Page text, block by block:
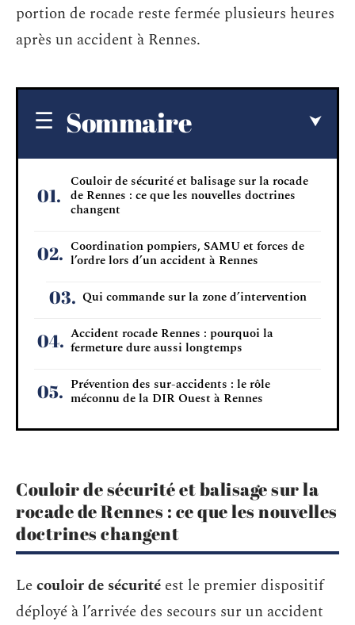
portion de rocade reste fermée plusieurs heures
après un accident à Rennes.
Sommaire
Couloir de sécurité et balisage sur la rocade
de Rennes : ce que les nouvelles doctrines
changent
Coordination pompiers, SAMU et forces de
l’ordre lors d’un accident à Rennes
Qui commande sur la zone d’intervention
Accident rocade Rennes : pourquoi la
fermeture dure aussi longtemps
Prévention des sur-accidents : le rôle
méconnu de la DIR Ouest à Rennes
Couloir de sécurité et balisage sur la
rocade de Rennes : ce que les nouvelles
doctrines changent
Lecouloir de sécurité est le premier dispositif
déployé à l’arrivée des secours sur un accident